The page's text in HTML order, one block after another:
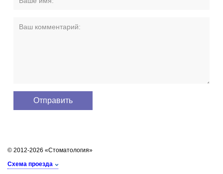
© 2012-2026 «Стоматология»
Схема проезда